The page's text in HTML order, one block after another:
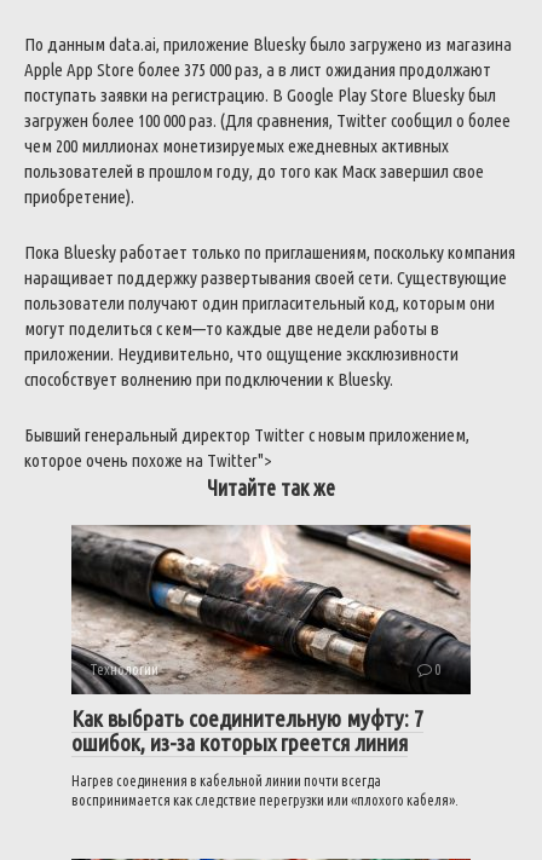
По данным data.ai, приложение Blueskyбыло загружено из магазина
Apple App Store более 375 000раз, а в лист ожидания продолжают
поступать заявки на регистрацию. В Google PlayStore Blueskyбыл
загружен более 100000раз. (Для сравнения, Twitterсообщил о более
чем 200 миллионах монетизируемыхежедневныхактивных
пользователей в прошлом году, до того как Маскзавершил свое
приобретение).
Пока Blueskyработает только по приглашениям, посколькукомпания
наращивает поддержкуразвертывания своей сети. Существующие
пользователи получают один пригласительный код, которым они
могут поделиться скем—то каждые две недели работы в
приложении. Неудивительно, что ощущение эксклюзивности
способствует волнению при подключении к Bluesky.
Бывший генеральный директор Twitterсновым приложением,
которое очень похоже на Twitter">
Читайте так же
Технологии 0
Как выбрать соединительную муфту: 7
ошибок, из-за которых греется линия
Нагрев соединения в кабельной линии почти всегда
воспринимается как следствие перегрузки или «плохого кабеля».